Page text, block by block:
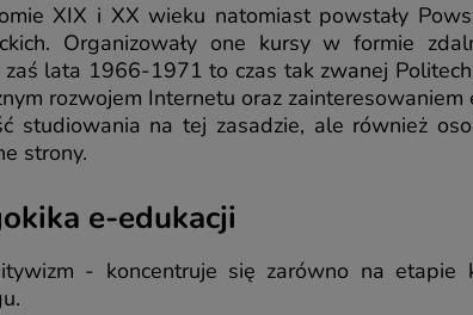
XIX i XX wieku natomiast powstały
Organizowały one kursy w formie
zaś lata 1966-1971 to czas tak zwanej
rozwojem Internetu oraz
studiowania na tej zasadzie, ale również
strony.
e-edukacji
- koncentruje się zarówno na